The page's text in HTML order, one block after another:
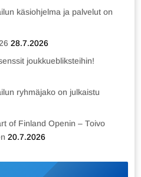
käsiohjelma ja palvelut on
28.7.2026
joukkuebliksteihin!
ryhmäjako on julkaistu
of Finland Openin – Toivo
20.7.2026